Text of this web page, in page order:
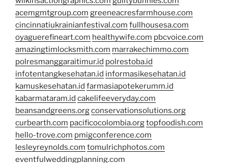
acemgmtgroup.com greeneacresfarmhouse.com
cincinnatiukrainianfestival.com fullhousesa.com
oyaguerefineart.com healthywife.com pbcvoice.com
amazingtimlocksmith.com marrakechimmo.com
polresmanggaraitimur.id polrestoba.id
infotentangkesehatan.id informasikesehatan.id
kamuskesehatan.id farmasiapotekerumm.id
kabarmataram.id cakelifeeveryday.com
beansandgreens.orgconservationsolutions.org
curbearth.com pacificocolombia.orgtopfoodish.com
hello-trove.com pmigconference.com
lesleyreynolds.com tomulrichphotos.com
eventfulweddingplanning.com